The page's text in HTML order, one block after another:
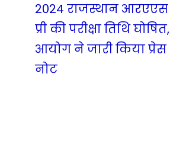
2024 राजस्थान आरएएस
प्री की परीक्षा तिथि घोषित,
आयोग ने जारी किया प्रेस
नोट